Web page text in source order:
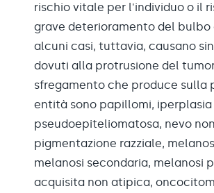
rischio vitale per l'individuo o il
grave deterioramento del bulbo
alcuni casi, tuttavia, causano
dovuti alla protrusione del
sfregamento che produce sulla
entità sono papillomi, iperplasia
pseudoepiteliomatosa, nevo
pigmentazione razziale,
melanosi secondaria, melanosi
acquisita non atipica,